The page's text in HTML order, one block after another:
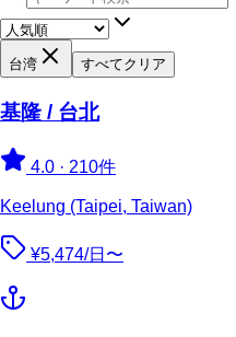
台湾 すべてクリア
基隆 / 台北
4.0 · 210件
Keelung (Taipei, Taiwan)
¥5,474/日〜